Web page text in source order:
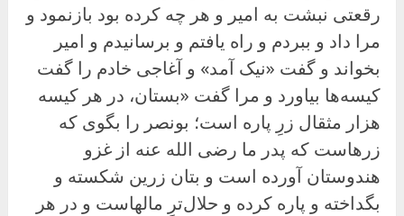
رقعتی نبشت به امیر و هر چه کرده بود بازنمود و
مرا داد و ببردم و راه یافتم و برسانیدم و امیر
بخواند و گفت «نیک آمد» و آغاجی خادم را گفت
کیسه‌ها بیاورد و مرا گفت «بستان، در هر کیسه
هزار مثقال زرِ پاره است؛ بونصر را بگوی که
زرهاست که پدر ما رضی الله عنه از غزو
هندوستان آورده است و بتان زرین شکسته و
بگداخته و پاره کرده و حلال‌ترِ مالهاست و در هر